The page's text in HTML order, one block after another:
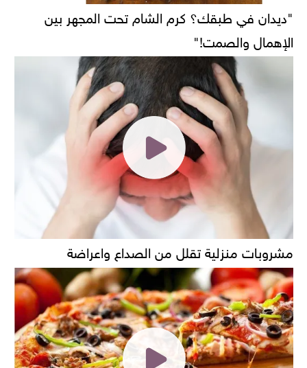
"ديدان في طبقك؟ كرم الشام تحت المجهر بين
الإهمال والصمت!"
مشروبات منزلية تقلل من الصداع واعراضة